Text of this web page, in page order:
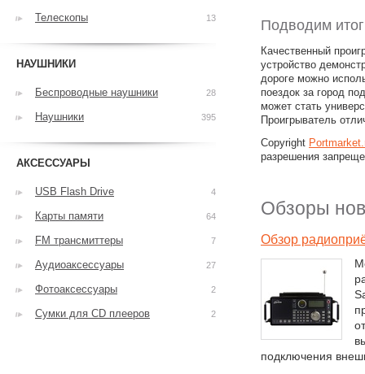
Подводим
Качественный
устройство
дороге можно
поездок за город
может стать
Проигрыватель
Copyright
разрешения
Обзоры
Обзор
подключения
Телескопы 13
НАУШНИКИ
Беспроводные наушники 28
Наушники 395
АКСЕССУАРЫ
USB Flash Drive 4
Карты памяти 64
FM трансмиттеры 7
Аудиоаксессуары 27
Фотоаксессуары 2
Сумки для CD плееров 2